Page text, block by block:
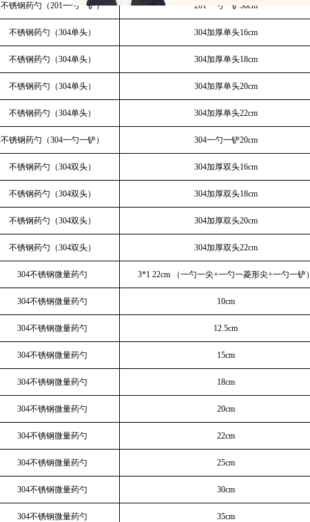
不锈钢药勺（201一勺一铲） 201一勺一铲30cm
不锈钢药勺（304单头） 304加厚单头16cm
不锈钢药勺（304单头） 304加厚单头18cm
不锈钢药勺（304单头） 304加厚单头20cm
不锈钢药勺（304单头） 304加厚单头22cm
不锈钢药勺（304一勺一铲） 304一勺一铲20cm
不锈钢药勺（304双头） 304加厚双头16cm
不锈钢药勺（304双头） 304加厚双头18cm
不锈钢药勺（304双头） 304加厚双头20cm
不锈钢药勺（304双头） 304加厚双头22cm
304不锈钢微量药勺 3*1 22cm （一勺一尖+一勺一菱形尖+一勺一铲）
304不锈钢微量药勺 10cm
304不锈钢微量药勺 12.5cm
304不锈钢微量药勺 15cm
304不锈钢微量药勺 18cm
304不锈钢微量药勺 20cm
304不锈钢微量药勺 22cm
304不锈钢微量药勺 25cm
304不锈钢微量药勺 30cm
304不锈钢微量药勺 35cm